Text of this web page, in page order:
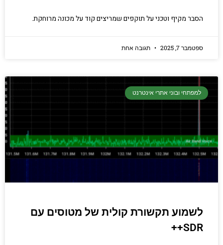
הסבר מקיף וטכני על תוקפים שמריצים קוד על מכונה מרוחקת.
ספטמבר 7, 2025 תגובה אחת
למפתחי ובוני אתרי אינטרנט
לשמוע תקשורת קולית של מטוסים עם
SDR++